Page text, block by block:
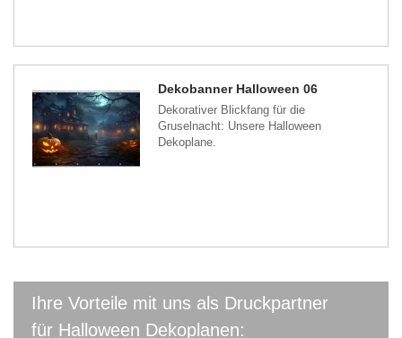
Dekobanner Halloween 06
Dekorativer Blickfang für die
Gruselnacht: Unsere Halloween
Dekoplane.
Ihre Vorteile mit uns als Druckpartner
für Halloween Dekoplanen: